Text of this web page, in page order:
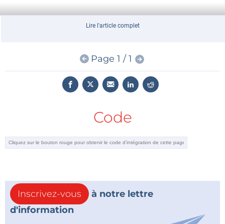
Lire l'article complet
Page 1 / 1
Code
Inscrivez-vous
à notre lettre
d'information